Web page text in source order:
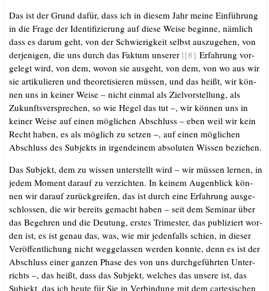
Das ist der Grund dafür, dass ich in die­sem Jahr mei­ne Ein­füh­rung
in die Fra­ge der Iden­ti­fi­zie­rung auf die­se Wei­se begin­ne, näm­lich
dass es dar­um geht, von der Schwie­rig­keit selbst aus­zu­ge­hen, von
der­je­ni­gen, die uns durch das Fak­tum unse­rer |{8} Erfah­rung vor­
ge­legt wird, von dem, wovon sie aus­geht, von dem, von wo aus wir
sie arti­ku­lie­ren und theo­re­ti­sie­ren müs­sen, und das heißt, wir kön­
nen uns in kei­ner Wei­se – nicht ein­mal als Ziel­vor­stel­lung, als
Zukunfts­ver­spre­chen, so wie Hegel das tut –, wir kön­nen uns in
kei­ner Wei­se auf einen mög­li­chen Abschluss – eben weil wir kein
Recht haben, es als mög­lich zu set­zen –, auf einen mög­li­chen
Abschluss des Sub­jekts in irgend­ei­nem abso­lu­ten Wis­sen beziehen.
Das Sub­jekt, dem zu wis­sen unter­stellt wird – wir müs­sen ler­nen, in
jedem Moment dar­auf zu ver­zich­ten. In kei­nem Augen­blick kön­
nen wir dar­auf zurück­grei­fen, das ist durch eine Erfah­rung aus­ge­
schlos­sen, die wir bereits gemacht haben – seit dem Semi­nar über
das Begeh­ren und die Deu­tung, ers­tes Tri­mes­ter, das publi­ziert wor­
den ist, es ist genau das, was, wie mir jeden­falls schien, in die­ser
Ver­öf­fent­li­chung nicht weg­ge­las­sen wer­den konn­te, denn es ist der
Abschluss einer gan­zen Pha­se des von uns durch­ge­führ­ten Unter­
richts –, das heißt, dass das Sub­jekt, wel­ches das unse­re ist, das
Sub­jekt, das ich heu­te für Sie in Ver­bin­dung mit dem car­te­si­schen